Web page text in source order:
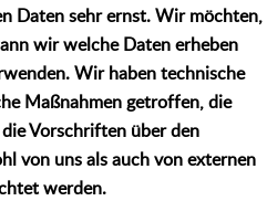
Daten sehr ernst. Wir möchten,
wir welche Daten erheben
Wir haben technische
Maßnahmen getroffen, die
Vorschriften über den
von uns als auch von externen
werden.